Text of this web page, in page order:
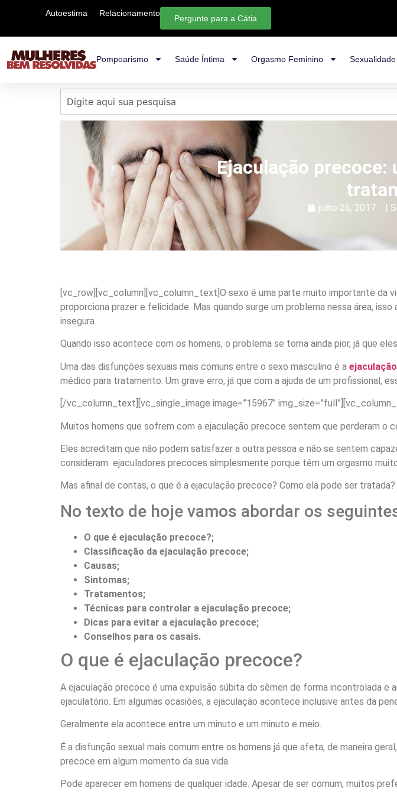
Autoestima Relacionamento
Pergunte para a Cátia
Pompoarismo Saúde Íntima Orgasmo Feminino
Ejaculação precoce:
julho 26, 2017 |
[vc_row][vc_column][vc_column_text]O sexo é uma parte muito importante da
proporciona prazer e felicidade. Mas quando surge um problema nessa área,
insegura.
Quando isso acontece com os homens, o problema se torna ainda pior, já que
Uma das disfunções sexuais mais comuns entre o sexo masculino é a
médico para tratamento. Um grave erro, já que com a ajuda de um profissional,
[/vc_column_text][vc_single_image image=”15967″
Muitos homens que sofrem com a ejaculação precoce sentem que perderam o
Eles acreditam que não podem satisfazer a outra pessoa e não se sentem
consideram ejaculadores precoces simplesmente porque têm um orgasmo
Mas afinal de contas, o que é a ejaculação precoce? Como ela pode ser
No texto de hoje vamos abordar os
O que é ejaculação precoce?;
Classificação da ejaculação precoce;
Causas;
Sintomas;
Tratamentos;
Técnicas para controlar a ejaculação precoce;
Dicas para evitar a ejaculação precoce;
Conselhos para os casais.
O que é ejaculação precoce?
A ejaculação precoce é uma expulsão súbita do sêmen de forma incontrolada
ejaculatório. Em algumas ocasiões, a ejaculação acontece inclusive antes da
Geralmente ela acontece entre um minuto e um minuto e meio.
É a disfunção sexual mais comum entre os homens já que afeta, de maneira
precoce em algum momento da sua vida.
Pode aparecer em homens de qualquer idade. Apesar de ser comum, muitos